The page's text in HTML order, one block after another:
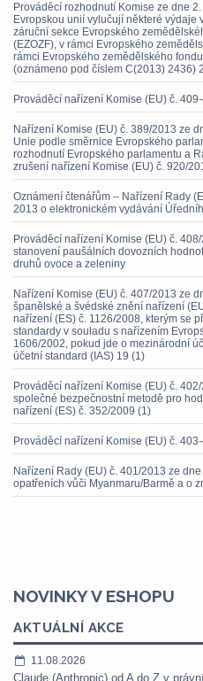
Prováděcí rozhodnutí Komise ze dne
Evropskou unií vylučují některé výdaje
záruční sekce Evropského
(EZOZF), v rámci Evropského
rámci Evropského zemědělského
(oznámeno pod číslem C(2013) 2436)
Prováděcí nařízení Komise (EU) č.
Nařízení Komise (EU) č. 389/2013 ze
Unie podle směrnice Evropského
rozhodnutí Evropského parlamentu a
zrušení nařízení Komise (EU) č. 920/
Oznámení čtenářům – Nařízení Rady
2013 o elektronickém vydávání
Prováděcí nařízení Komise (EU) č.
stanovení paušálních dovozních
druhů ovoce a zeleniny
Nařízení Komise (EU) č. 407/2013 ze
španělské a švédské znění nařízení
nařízení (ES) č. 1126/2008, kterým se
standardy v souladu s nařízením
1606/2002, pokud jde o mezinárodní
účetní standard (IAS) 19 (1)
Prováděcí nařízení Komise (EU) č.
společné bezpečnostní metodě pro
nařízení (ES) č. 352/2009 (1)
Prováděcí nařízení Komise (EU) č.
Nařízení Rady (EU) č. 401/2013 ze
opatřeních vůči Myanmaru/Barmě a o
NOVINKY V ESHOPU
AKTUÁLNÍ AKCE
11.08.2026
Claude (Anthropic) od A do Z v